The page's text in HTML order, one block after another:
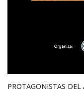
PROTAGONISTAS DEL